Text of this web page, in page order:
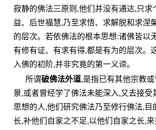
寂静的佛法三原则,他们并没有通达,只求
益、后世福慧,乃至求悟、求解脱和求涅
的层次。若依佛法的根本思想:诸佛皆以
有修有证、有求有得,都是有为的层次。
入佛的初阶,并非究竟的第一义谛。
所谓破佛法外道,是指已有其他宗教
景,或者曾经学了佛法未能深入,又去接受
思想的人,他们研究佛法乃至修行佛法,目
长,补他们自家之不足,以他们自家之长,